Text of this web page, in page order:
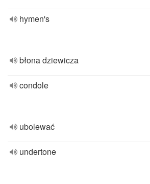
hymen's
błona dziewicza
condole
ubolewać
undertone